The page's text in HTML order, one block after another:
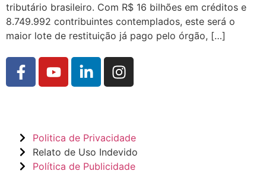
tributário brasileiro. Com R$ 16 bilhões em créditos e
8.749.992 contribuintes contemplados, este será o
maior lote de restituição já pago pelo órgão, […]
Politica de Privacidade
Relato de Uso Indevido
Política de Publicidade